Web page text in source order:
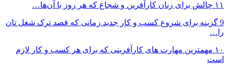
۱۱ چالش برای زنان کارآفرین و شجاع که هر روز با آن‌ها…
9 گزینه برای شروع کسب و کار جدید زمانی که قصد ترک شغل تان
را…
۱۰ مهمترین مهارت های کارآفرینی که برای هر کسب و کار لازم
است